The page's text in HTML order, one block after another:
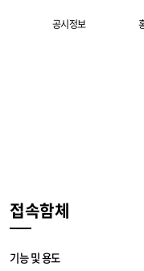
공시정보
접속함체
기능 및 용도